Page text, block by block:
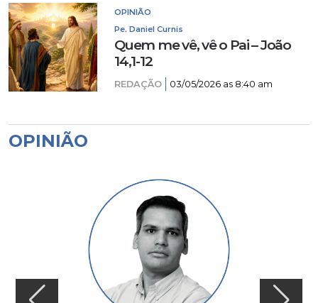
OPINIÃO
Pe. Daniel Curnis
Quem me vê, vê o Pai – João
14,1-12
REDAÇÃO 03/05/2026 as 8:40 am
OPINIÃO